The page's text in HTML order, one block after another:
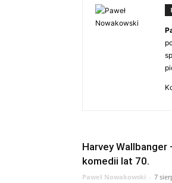
Harvey Wallbanger
komedii lat 70.
Paweł Nowakowski - 7